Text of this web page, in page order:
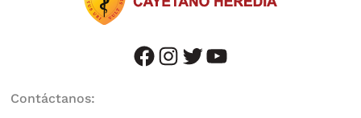
facebook instagram twitter youtube
Contáctanos: